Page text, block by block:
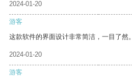
2024-01-20
游客
这款软件的界面设计非常简洁，一目了然。
2024-01-20
游客